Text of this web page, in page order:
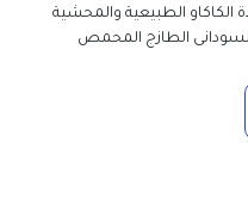
الطازج المحمص